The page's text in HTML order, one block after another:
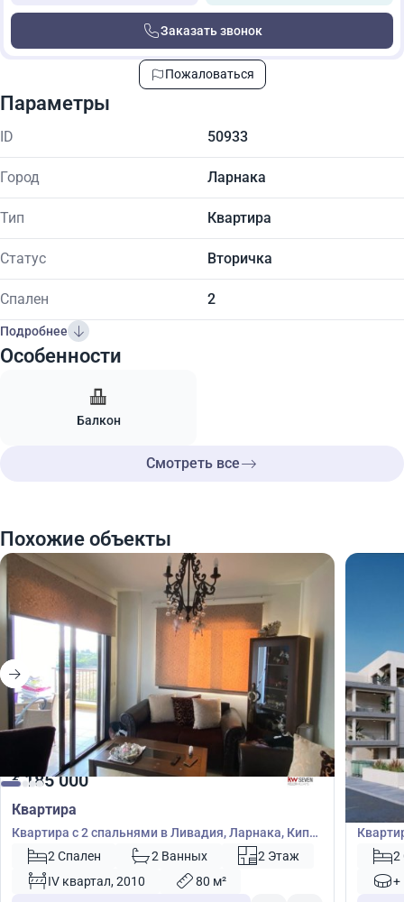
Заказать звонок
Пожаловаться
Параметры
ID 50933
Город Ларнака
Тип Квартира
Статус Вторичка
Спален 2
Подробнее
Особенности
Балкон
Смотреть все
Похожие объекты
€185 000
Квартира
Квартира с 2 спальнями в Ливадия, Ларнака, Кипр
№ 399752 Спален 2 Ванных
2 Этаж
IV квартал, 2010
80 м²
€185
№
2